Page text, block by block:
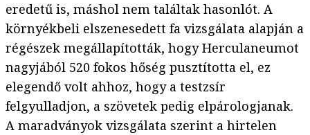
eredetű is, máshol nem találtak hasonlót. A
környékbeli elszenesedett fa vizsgálata alapján a
régészek megállapították, hogy Herculaneumot
nagyjából 520 fokos hőség pusztította el, ez
elegendő volt ahhoz, hogy a testzsír
felgyulladjon, a szövetek pedig elpárologjanak.
A maradványok vizsgálata szerint a hirtelen